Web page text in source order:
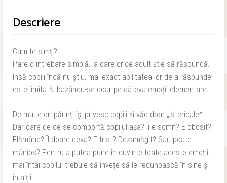
Descriere
Cum te simți?
Pare o întrebare simplă, la care orice adult știe să răspundă.
Însă copiii încă nu știu, mai exact abilitatea lor de a răspunde
este limitată, bazându-se doar pe câteva emoții elementare.
De multe ori părinți își privesc copiii și văd doar „istericaleˮ.
Dar oare de ce se comportă copilul așa? Îi e somn? E obosit?
Flămând? Îl doare ceva? E trist? Dezamăgit? Sau poate
mânios? Pentru a putea pune în cuvinte toate aceste emoții,
mai întâi copilul trebuie să învețe să le recunoască în sine și
în alții.